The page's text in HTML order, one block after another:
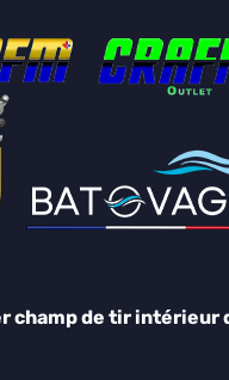
champ de tir intérieur